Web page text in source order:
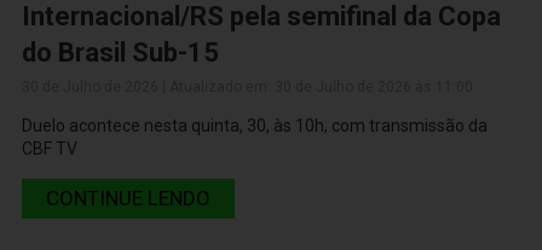
Internacional/RS pela semifinal da Copa
do Brasil Sub-15
Duelo acontece nesta quinta, 30, às 10h, com transmissão da
CBF TV
CONTINUE LENDO